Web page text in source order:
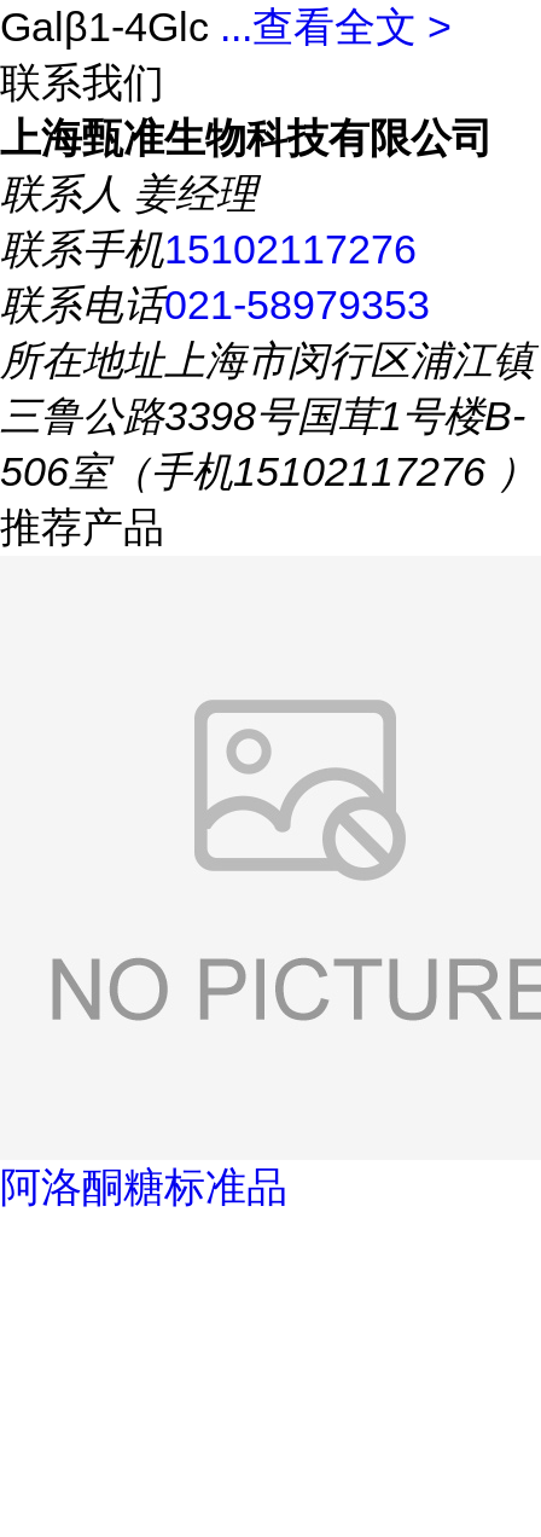
Galβ1-4Glc ...查看全文 >
联系我们
上海甄准生物科技有限公司
联系人 姜经理
联系手机15102117276
联系电话021-58979353
所在地址上海市闵行区浦江镇
三鲁公路3398号国茸1号楼B-
506室（手机15102117276 ）
推荐产品
阿洛酮糖标准品